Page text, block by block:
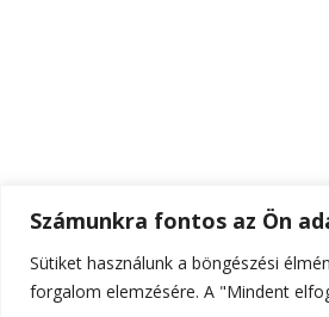
Számunkra fontos az Ön
Sütiket használunk a böngészési
forgalom elemzésére. A "Mindent
© Szerzői jog 2026ELTE